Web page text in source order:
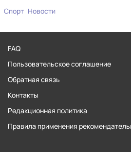
Спорт Новости
FAQ
Пользовательское соглашение
Обратная связь
Контакты
Редакционная политика
Правила применения